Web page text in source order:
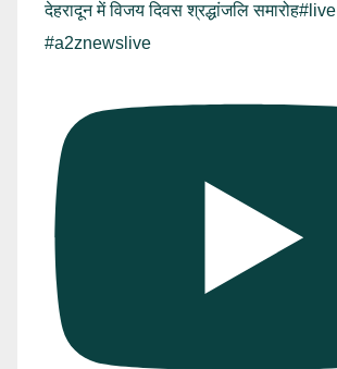
देहरादून में विजय दिवस श्रद्धांजलि समारोह#live
#a2znewslive